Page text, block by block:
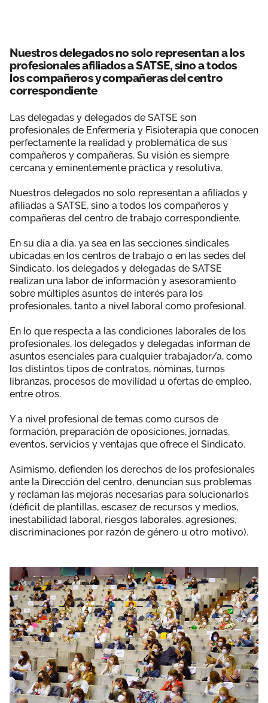
Nuestros delegados no solo representan a los
profesionales afiliados a SATSE, sino a todos
los compañeros y compañeras del centro
correspondiente
Las delegadas y delegados de SATSE son
profesionales de Enfermería y Fisioterapia que conocen
perfectamente la realidad y problemática de sus
compañeros y compañeras. Su visión es siempre
cercana y eminentemente práctica y resolutiva.
Nuestros delegados no solo representan a afiliados y
afiliadas a SATSE, sino a todos los compañeros y
compañeras del centro de trabajo correspondiente.
En su día a día, ya sea en las secciones sindicales
ubicadas en los centros de trabajo o en las sedes del
Sindicato, los delegados y delegadas de SATSE
realizan una labor de información y asesoramiento
sobre múltiples asuntos de interés para los
profesionales, tanto a nivel laboral como profesional.
En lo que respecta a las condiciones laborales de los
profesionales, los delegados y delegadas informan de
asuntos esenciales para cualquier trabajador/a, como
los distintos tipos de contratos, nóminas, turnos
libranzas, procesos de movilidad u ofertas de empleo,
entre otros.
Y a nivel profesional de temas como cursos de
formación, preparación de oposiciones, jornadas,
eventos, servicios y ventajas que ofrece el Sindicato.
Asimismo, defienden los derechos de los profesionales
ante la Dirección del centro, denuncian sus problemas
y reclaman las mejoras necesarias para solucionarlos
(déficit de plantillas, escasez de recursos y medios,
inestabilidad laboral, riesgos laborales, agresiones,
discriminaciones por razón de género u otro motivo).